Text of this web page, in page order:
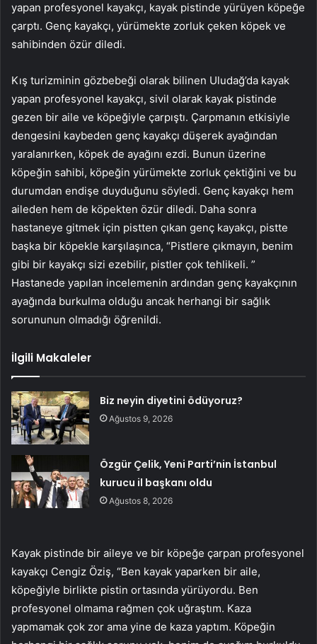
yapan profesyonel kayakçı, kayak pistinde yürüyen köpeğe
çarptı. Genç kayakçı, yürümekte zorluk çeken köpek ve
sahibinden özür diledi.
Kış turizminin gözbebeği olarak bilinen Uludağ’da kayak
yapan profesyonel kayakçı, sivil olarak kayak pistinde
gezen bir aile ve köpeğiyle çarpıştı. Çarpmanın etkisiyle
dengesini kaybeden genç kayakçı düşerek ayağından
yaralanırken, köpek de ayağını ezdi. Bunun üzerine
köpeğin sahibi, köpeğin yürümekte zorluk çektiğini ve bu
durumdan endişe duyduğunu söyledi. Genç kayakçı hem
aileden hem de köpekten özür diledi. Daha sonra
hastaneye gitmek için pistten çıkan genç kayakçı, pistte
başka bir köpekle karşılaşınca, “Pistlere çıkmayın, benim
gibi bir kayakçı sizi ezebilir, pistler çok tehlikeli. ”
Hastanede yapılan incelemenin ardından genç kayakçının
ayağında burkulma olduğu ancak herhangi bir sağlık
sorununun olmadığı öğrenildi.
İlgili Makaleler
Biz neyin diyetini ödüyoruz?
Ağustos 9, 2026
Özgür Çelik, Yeni Parti’nin İstanbul
kurucu il başkanı oldu
Ağustos 8, 2026
Kayak pistinde bir aileye ve bir köpeğe çarpan profesyonel
kayakçı Cengiz Öziş, “Ben kayak yaparken bir aile,
köpeğiyle birlikte pistin ortasında yürüyordu. Ben
profesyonel olmama rağmen çok uğraştım. Kaza
yapmamak çok zor ama yine de kaza yaptım. Köpeğin